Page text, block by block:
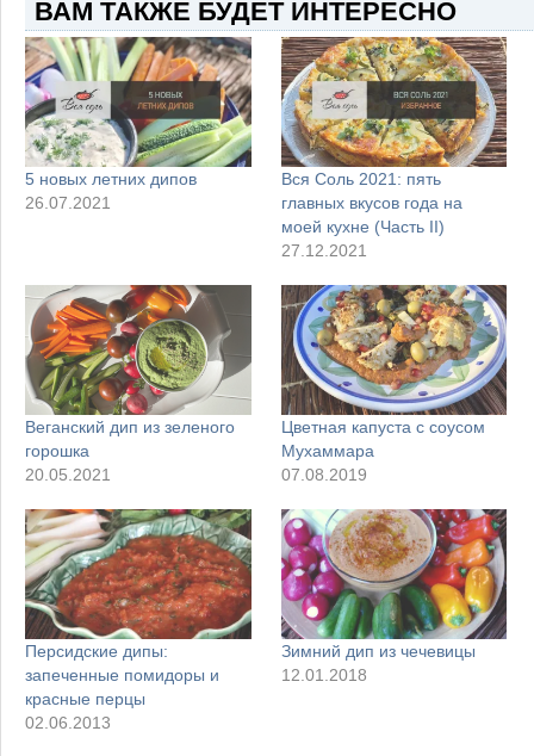
ВАМ ТАКЖЕ БУДЕТ ИНТЕРЕСНО
5 новых летних дипов
26.07.2021
Вся Соль 2021: пять
главных вкусов года на
моей кухне (Часть II)
27.12.2021
Веганский дип из зеленого
горошка
20.05.2021
Цветная капуста с соусом
Мухаммара
07.08.2019
Персидские дипы:
запеченные помидоры и
красные перцы
02.06.2013
Зимний дип из чечевицы
12.01.2018